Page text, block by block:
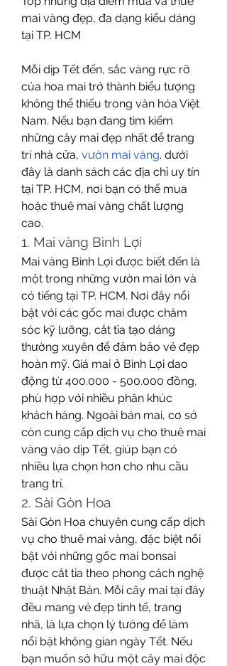
mai vàng đẹp, đa dạng kiểu dáng
tại TP. HCM
Mỗi dịp Tết đến, sắc vàng rực rỡ
của hoa mai trở thành biểu tượng
không thể thiếu trong văn hóa Việt
Nam. Nếu bạn đang tìm kiếm
những cây mai đẹp nhất để trang
trí nhà cửa, vườn mai vàng. dưới
đây là danh sách các địa chỉ uy tín
tại TP. HCM, nơi bạn có thể mua
hoặc thuê mai vàng chất lượng
cao.
1. Mai vàng Bình Lợi
Mai vàng Bình Lợi được biết đến là
một trong những vườn mai lớn và
có tiếng tại TP. HCM. Nơi đây nổi
bật với các gốc mai được chăm
sóc kỹ lưỡng, cắt tỉa tạo dáng
thường xuyên để đảm bảo vẻ đẹp
hoàn mỹ. Giá mai ở Bình Lợi dao
động từ 400.000 - 500.000 đồng,
phù hợp với nhiều phân khúc
khách hàng. Ngoài bán mai, cơ sở
còn cung cấp dịch vụ cho thuê mai
vàng vào dịp Tết, giúp bạn có
nhiều lựa chọn hơn cho nhu cầu
trang trí.
2. Sài Gòn Hoa
Sài Gòn Hoa chuyên cung cấp dịch
vụ cho thuê mai vàng, đặc biệt nổi
bật với những gốc mai bonsai
được cắt tỉa theo phong cách nghệ
thuật Nhật Bản. Mỗi cây mai tại đây
đều mang vẻ đẹp tinh tế, trang
nhã, là lựa chọn lý tưởng để làm
nổi bật không gian ngày Tết. Nếu
bạn muốn sở hữu một cây mai độc